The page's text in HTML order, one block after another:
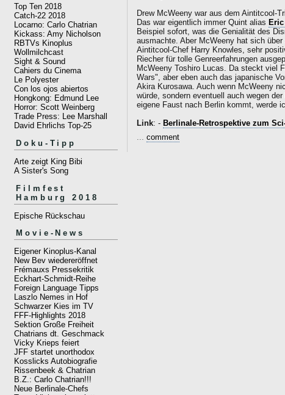
Top Ten 2018
Catch-22 2018
Locarno: Carlo Chatrian
Kickass: Amy Nicholson
RBTVs Kinoplus
Wollmilchcast
Sight & Sound
Cahiers du Cinema
Le Polyester
Con los ojos abiertos
Hongkong: Edmund Lee
Horror: Scott Weinberg
Trade Press: Lee Marshall
David Ehrlichs Top-25
Doku-Tipp
Arte zeigt King Bibi
A Sister's Song
Filmfest
Hamburg 2018
Epische Rückschau
Movie-News
Eigener Kinoplus-Kanal
New Bev wiedereröffnet
Frémauxs Pressekritik
Eckhart-Schmidt-Reihe
Foreign Language Tipps
Laszlo Nemes in Hof
Schwarzer Kies im TV
FFF-Highlights 2018
Sektion Große Freiheit
Chatrians dt. Geschmack
Vicky Krieps feiert
JFF startet unorthodox
Kosslicks Autobiografie
Rissenbeek & Chatrian
B.Z.: Carlo Chatrian!!!
Neue Berlinale-Chefs
Drew McWeeny war aus dem Aintitcool-
Das war eigentlich immer Quint alias
Beispiel sofort, was die Genialität des
ausmachte. Aber McWeeny hat sich
Aintitcool-Chef Harry Knowles, sehr
Riecher für tolle Genreerfahrungen
McWeeny Toshiro Lucas. Da steckt viel
Wars", aber eben auch das japanische
Akira Kurosawa. Auch wenn McWeeny
würde, sondern eventuell auch wegen
eigene Faust nach Berlin kommt, werde
Link: - Berlinale-Retrospektive zum
... comment